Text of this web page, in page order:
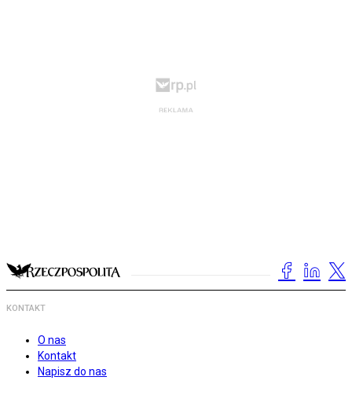
KONTAKT
O nas
Kontakt
Napisz do nas